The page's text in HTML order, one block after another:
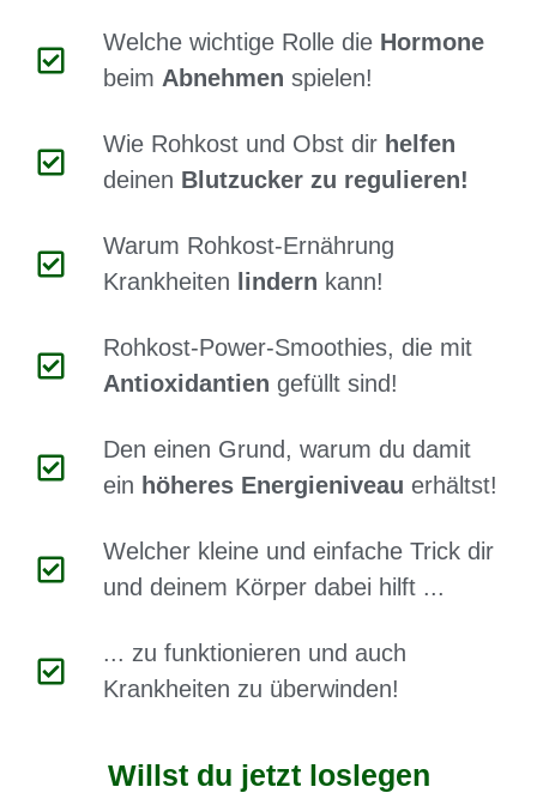
Welche wichtige Rolle die Hormone
beim Abnehmen spielen!
Wie Rohkost und Obst dir helfen
deinen Blutzucker zu regulieren!
Warum Rohkost-Ernährung
Krankheiten
lindern kann!
Rohkost-Power-Smoothies, die mit
Antioxidantien gefüllt sind!
Den einen Grund, warum du damit
ein höheres Energieniveau erhältst!
Welcher kleine und einfache Trick dir
und deinem Körper dabei hilft ...
... zu funktionieren und auch
Krankheiten zu überwinden!
Willst du jetzt loslegen